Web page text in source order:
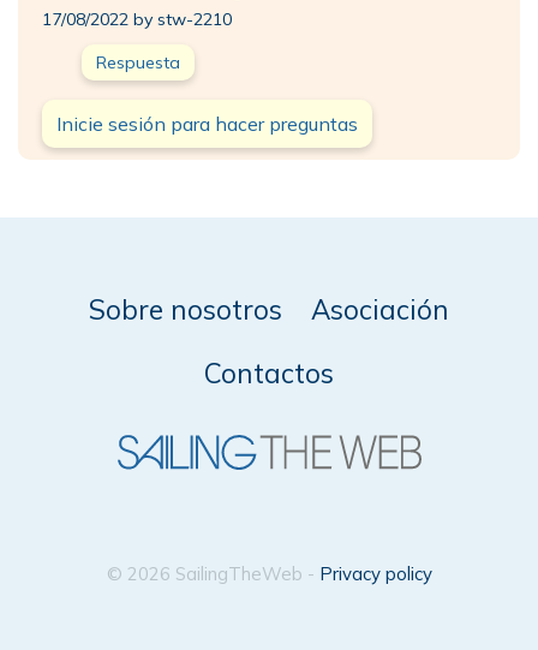
17/08/2022 by stw-2210
Respuesta
Inicie sesión para hacer preguntas
Sobre nosotros
Asociación
Contactos
© 2026 SailingTheWeb - Privacy policy